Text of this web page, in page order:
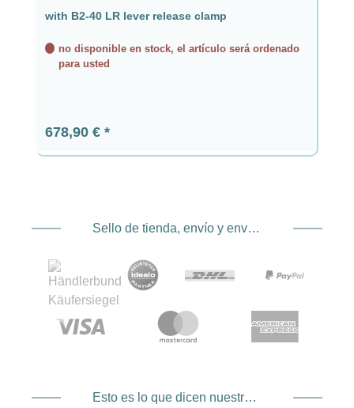
palanca B2-40 LR
with B2-40 LR lever release clamp
no disponible en stock, el artículo será ordenado
para usted
Precio normal:
678,90 €
Sello de tienda, envío y envío. Proveedor de servicios de pago
Esto es lo que dicen nuestros clientes